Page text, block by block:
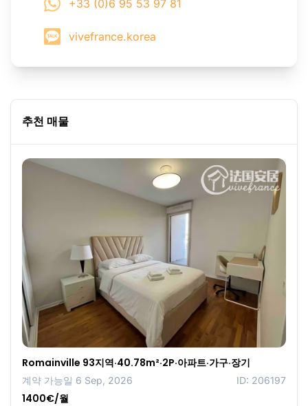
+33 (0)6 95 53 97 81
vivefrance.korea
추천 매물
Romainville 93지역·40.78m²·2P·아파트·가구·장기
계약 가능일 6 Sep, 2026 ID: 206197
1400€/월